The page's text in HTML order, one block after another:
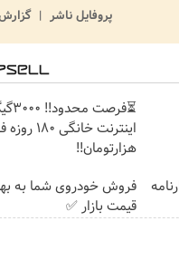
پروفایل ناشر
⏳فرصت
هزارتومان!!
فروش خودروی شما به
قیمت بازار ✅